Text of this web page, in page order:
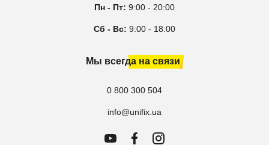
Пн - Пт: 9:00 - 20:00
Сб - Вс: 9:00 - 18:00
Мы всегда на связи
0 800 300 504
info@unifix.ua